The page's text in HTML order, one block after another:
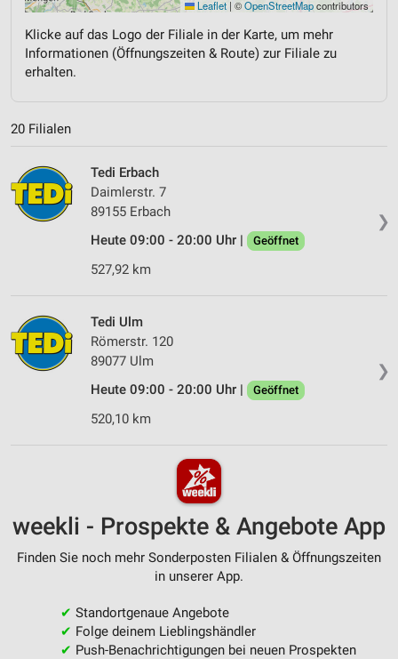
Leaflet | ©OpenStreetMapcontributors
Klicke auf das Logo der Filiale in der Karte, um mehr
Informationen (Öffnungszeiten & Route) zur Filiale zu
erhalten.
20 Filialen
❯
Tedi Erbach
Daimlerstr. 7
89155 Erbach
Heute 09:00 - 20:00 Uhr |
Geöffnet
527,92 km
❯
Tedi Ulm
Römerstr. 120
89077 Ulm
Heute 09:00 - 20:00 Uhr |
Geöffnet
520,10 km
weekli - Prospekte & Angebote App
Finden Sie noch mehr Sonderposten Filialen & Öffnungszeiten
in unserer App.
✔ Standortgenaue Angebote
✔ Folge deinem Lieblingshändler
✔ Push-Benachrichtigungen bei neuen Prospekten